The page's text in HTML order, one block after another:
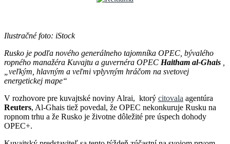
Ilustračné foto: iStock
Rusko je podľa nového generálneho tajomníka OPEC, bývalého
ropného manažéra Kuvajtu a guvernéra OPEC Haitham al-Ghais
„veľkým, hlavným a veľmi vplyvným hráčom na svetovej
energetickej mape“
V rozhovore pre kuvajtské noviny Alrai, ktorý citovala agentúra
Reuters, Al-Ghais tiež povedal, že OPEC nekonkuruje Rusku na
ropnom trhu a že Rusko je životne dôležité pre úspech dohody
OPEC+.